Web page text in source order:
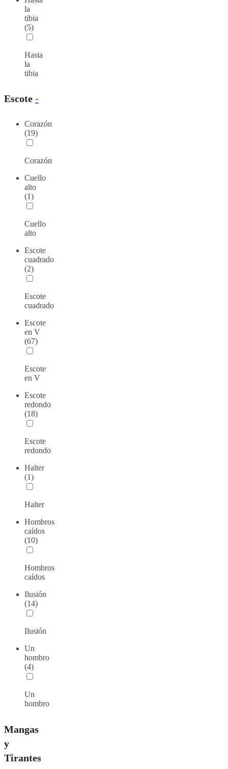
la
tibia
(5)
Hasta
la
tibia
Escote -
Corazón
(19)
Corazón
Cuello
alto
(1)
Cuello
alto
Escote
cuadrado
(2)
Escote
cuadrado
Escote
en V
(67)
Escote
en V
Escote
redondo
(18)
Escote
redondo
Halter
(1)
Halter
Hombros
caídos
(10)
Hombros
caídos
Ilusión
(14)
Ilusión
Un
hombro
(4)
Un
hombro
Mangas
y
Tirantes